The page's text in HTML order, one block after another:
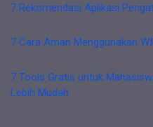
7 Rekomendasi Aplikasi
7 Cara Aman Menggunakan
7 Tools Gratis untuk
Lebih Mudah